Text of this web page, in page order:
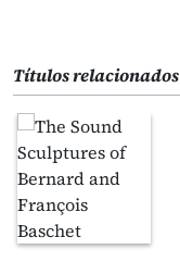
Títulos relacionados